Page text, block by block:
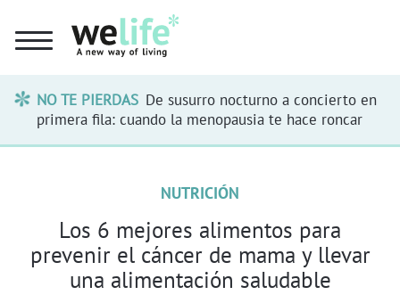
NO TE PIERDAS De susurro nocturno a concierto en
primera fila: cuando la menopausia te hace roncar
NUTRICIÓN
Los 6 mejores alimentos para
prevenir el cáncer de mama y llevar
una alimentación saludable